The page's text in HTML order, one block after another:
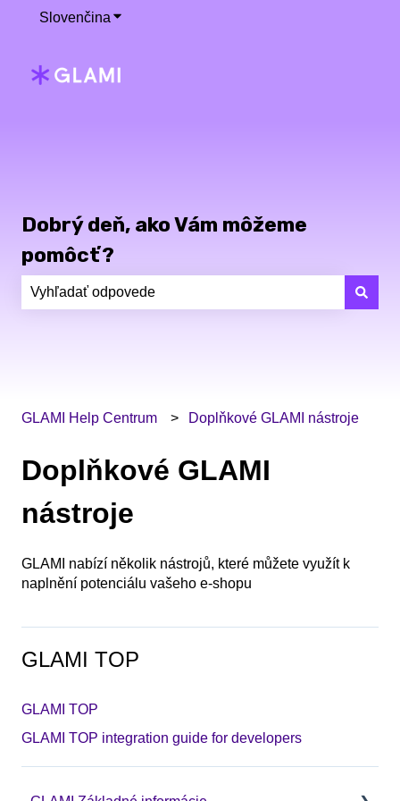
Slovenčina Zobraziť podponuku pre preklady
Dobrý deň, ako Vám môžeme
pomôcť?
GLAMI Help Centrum Doplňkové GLAMI nástroje
Doplňkové GLAMI
nástroje
GLAMI nabízí několik nástrojů, které můžete využít k
naplnění potenciálu vašeho e-shopu
GLAMI TOP
GLAMI TOP
GLAMI TOP integration guide for developers